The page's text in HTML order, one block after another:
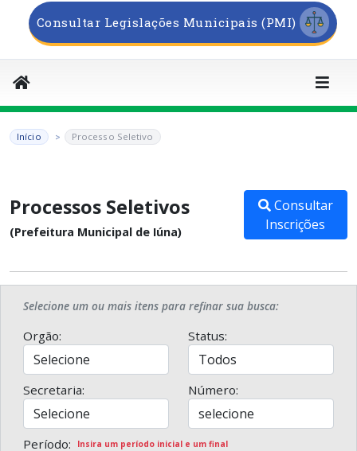
Consultar Legislações Municipais (PMI)
Início Processo Seletivo
Processos Seletivos
(Prefeitura Municipal de Iúna)
Consultar
Inscrições
Selecione um ou mais itens para refinar sua busca:
Orgão: Status:
Secretaria: Número:
Período: Insira um período inicial e um final